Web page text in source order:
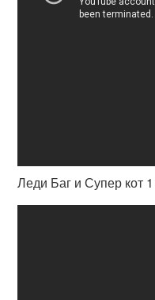
Леди Баг и Супер кот